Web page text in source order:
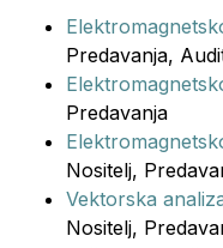
Predavanja,
Predavanja
Nositelj,
Vektorska
Nositelj,